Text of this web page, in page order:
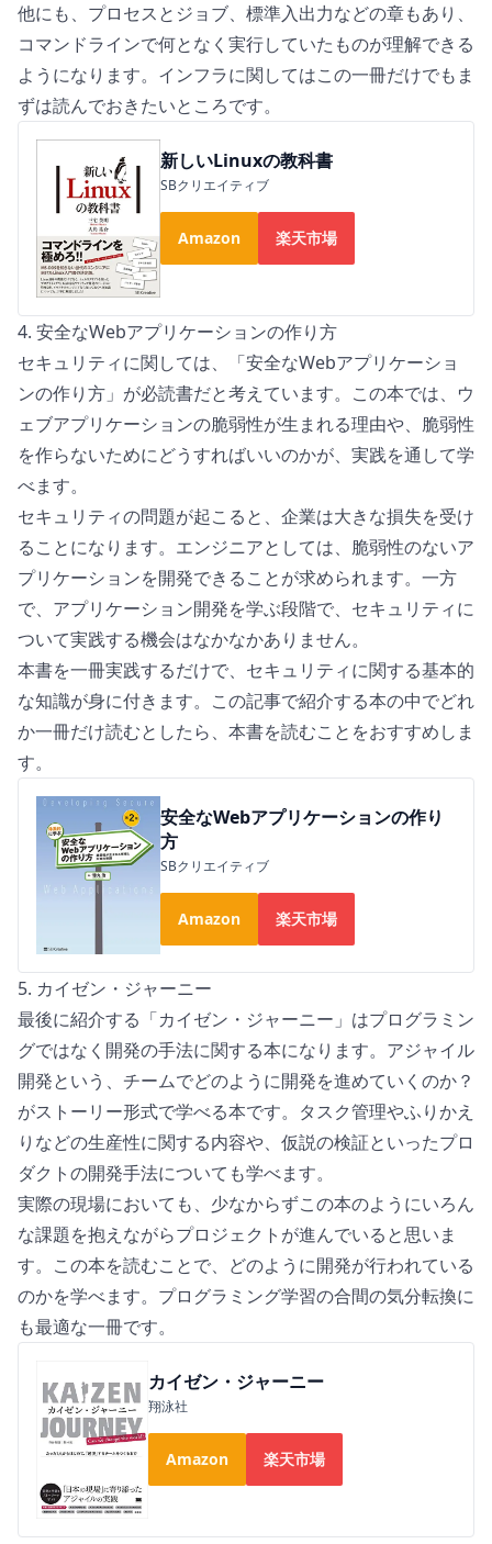
他にも、プロセスとジョブ、標準入出力などの章もあり、
コマンドラインで何となく実行していたものが理解できる
ようになります。インフラに関してはこの一冊だけでもま
ずは読んでおきたいところです。
新しいLinuxの教科書
SBクリエイティブ
Amazon 楽天市場
4. 安全なWebアプリケーションの作り方
セキュリティに関しては、「安全なWebアプリケーショ
ンの作り方 」が必読書だと考えています。この本では、ウ
ェブアプリケーションの脆弱性が生まれる理由や、脆弱性
を作らないためにどうすればいいのかが、実践を通して学
べます。
セキュリティの問題が起こると、企業は大きな損失を受け
ることになります。エンジニアとしては、脆弱性のないア
プリケーションを開発できることが求められます。一方
で、アプリケーション開発を学ぶ段階で、セキュリティに
ついて実践する機会はなかなかありません。
本書を一冊実践するだけで、セキュリティに関する基本的
な知識が身に付きます。この記事で紹介する本の中でどれ
か一冊だけ読むとしたら、本書を読むことをおすすめしま
す。
安全なWebアプリケーションの作り
方
SBクリエイティブ
Amazon 楽天市場
5. カイゼン・ジャーニー
最後に紹介する「カイゼン・ジャーニー 」はプログラミン
グではなく開発の手法に関する本になります。アジャイル
開発という、チームでどのように開発を進めていくのか？
がストーリー形式で学べる本です。タスク管理やふりかえ
りなどの生産性に関する内容や、仮説の検証といったプロ
ダクトの開発手法についても学べます。
実際の現場においても、少なからずこの本のようにいろん
な課題を抱えながらプロジェクトが進んでいると思いま
す。この本を読むことで、どのように開発が行われている
のかを学べます。プログラミング学習の合間の気分転換に
も最適な一冊です。
カイゼン・ジャーニー
翔泳社
Amazon 楽天市場